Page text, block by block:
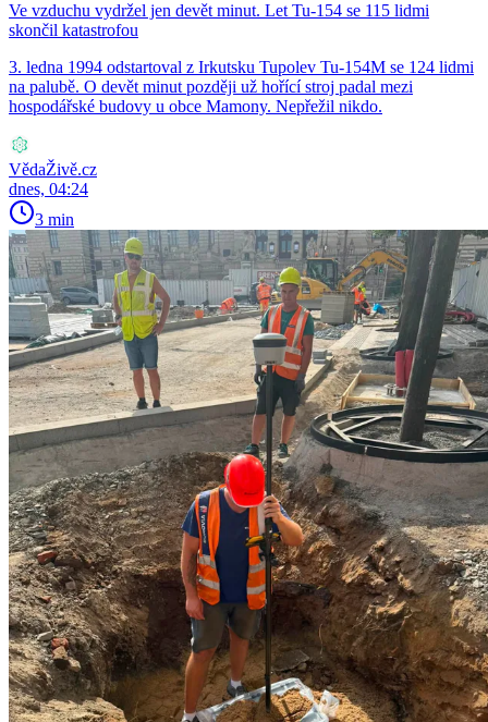
Ve vzduchu vydržel jen devět minut. Let Tu-154 se 115 lidmi
skončil katastrofou
3. ledna 1994 odstartoval z Irkutsku Tupolev Tu-154M se 124 lidmi
na palubě. O devět minut později už hořící stroj padal mezi
hospodářské budovy u obce Mamony. Nepřežil nikdo.
VědaŽivě.cz
dnes, 04:24
3 min